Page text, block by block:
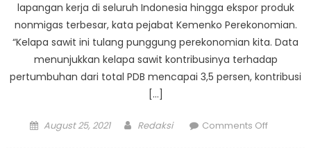
lapangan kerja di seluruh Indonesia hingga ekspor produk
nonmigas terbesar, kata pejabat Kemenko Perekonomian.
“Kelapa sawit ini tulang punggung perekonomian kita. Data
menunjukkan kelapa sawit kontribusinya terhadap
pertumbuhan dari total PDB mencapai 3,5 persen, kontribusi
[…]
Posted
August 25, 2021 Author
Redaksi Comments Offon